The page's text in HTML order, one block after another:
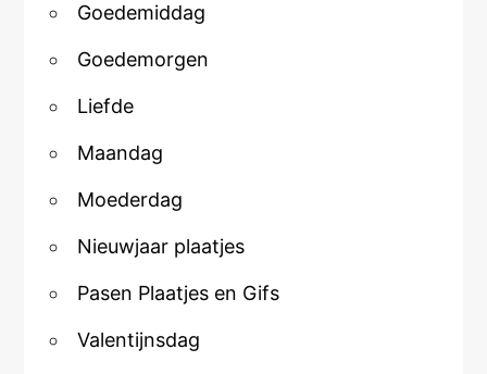
Goedemiddag
Goedemorgen
Liefde
Maandag
Moederdag
Nieuwjaar plaatjes
Pasen Plaatjes en Gifs
Valentijnsdag